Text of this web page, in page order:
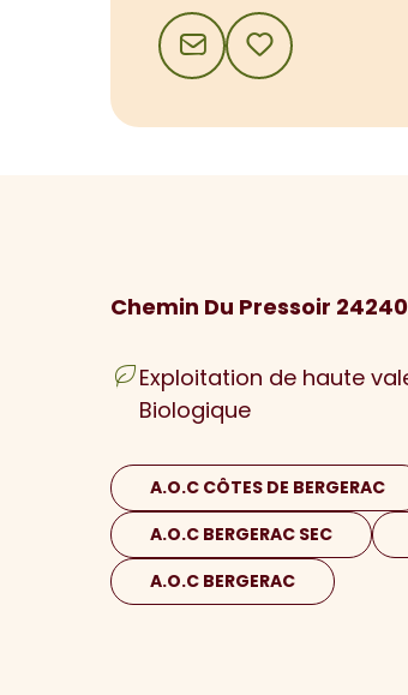
CONTACTAJOUTER AUX
Chemin Du Pressoir 24240
Exploitation de haute
Biologique
A.O.C CÔTES DE BERGERAC
A.O.C BERGERAC SEC
A.O.C BERGERAC